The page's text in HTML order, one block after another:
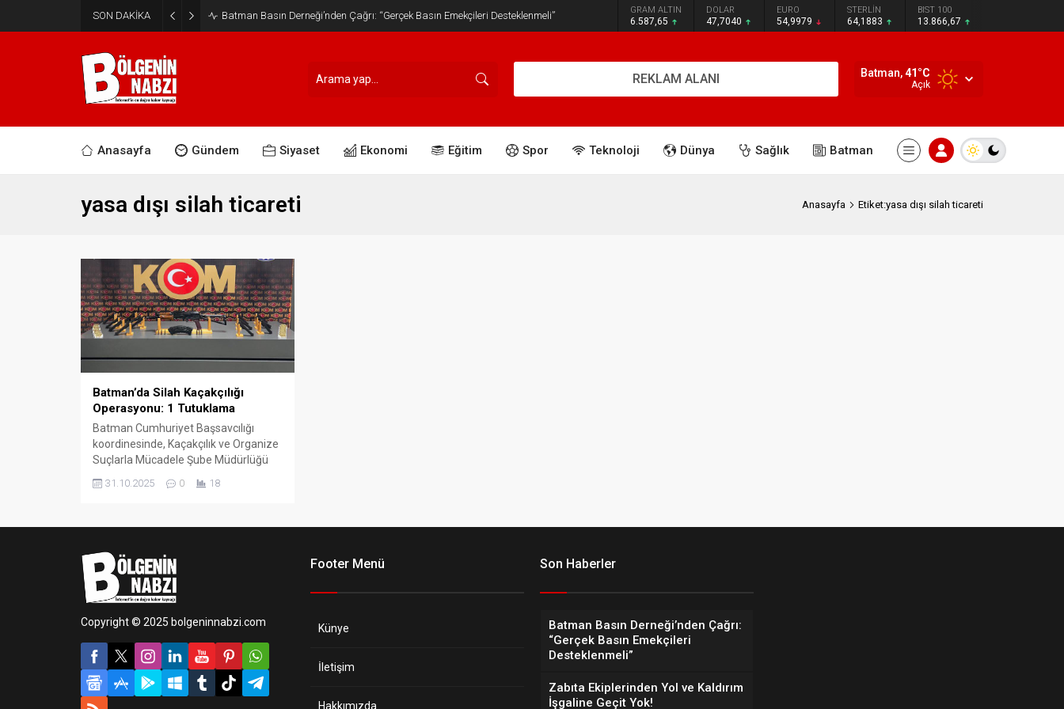
SON DAKİKA Batman Basın Derneği’nden Çağrı: “Gerçek Basın Emekçileri Desteklenmeli” GRAM ALTIN
6.587,65
DOLAR
47,7040
EURO
54,9979
STERLİN
64,1883
BIST 100
13.866,67
REKLAM ALANI Batman,41°C
Açık
Anasayfa Gündem Siyaset Ekonomi Eğitim Spor Teknoloji Dünya Sağlık Batman
yasa dışı silah ticareti Anasayfa Etiket:yasa dışı silah ticareti
Batman’da Silah Kaçakçılığı
Operasyonu: 1 Tutuklama
Batman Cumhuriyet Başsavcılığı
koordinesinde, Kaçakçılık ve Organize
Suçlarla Mücadele Şube Müdürlüğü
ticaretinin önlenmesine yönelik
31.10.2025 0 18
Copyright © 2025 bolgeninnabzi.com
Footer Menü
Künye
İletişim
Hakkımızda
Son Haberler
Batman Basın Derneği’nden Çağrı:
“Gerçek Basın Emekçileri
Desteklenmeli”
Zabıta Ekiplerinden Yol ve Kaldırım
İşgaline Geçit Yok!